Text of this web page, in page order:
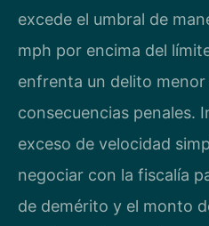
excede el umbral de
mph por encima del
enfrenta un delito menor
consecuencias penales.
exceso de velocidad
negociar con la fiscalía
de demérito y el monto